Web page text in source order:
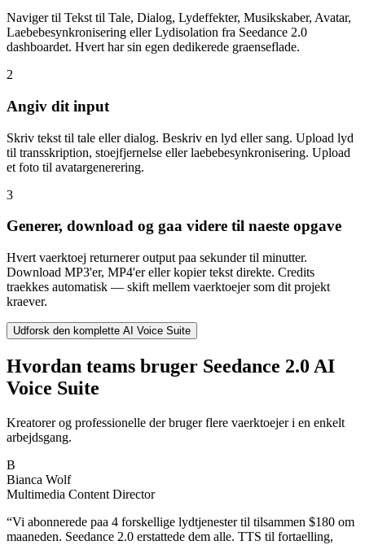
Naviger til Tekst til Tale, Dialog, Lydeffekter, Musikskaber, Avatar,
Laebebesynkronisering eller Lydisolation fra Seedance 2.0
dashboardet. Hvert har sin egen dedikerede graenseflade.
2
Angiv dit input
Skriv tekst til tale eller dialog. Beskriv en lyd eller sang. Upload lyd
til transskription, stoejfjernelse eller laebebesynkronisering. Upload
et foto til avatargenerering.
3
Generer, download og gaa videre til naeste opgave
Hvert vaerktoej returnerer output paa sekunder til minutter.
Download MP3'er, MP4'er eller kopier tekst direkte. Credits
traekkes automatisk — skift mellem vaerktoejer som dit projekt
kraever.
Udforsk den komplette AI Voice Suite
Hvordan teams bruger Seedance 2.0 AI
Voice Suite
Kreatorer og professionelle der bruger flere vaerktoejer i en enkelt
arbejdsgang.
B
Bianca Wolf
Multimedia Content Director
“Vi abonnerede paa 4 forskellige lydtjenester til tilsammen $180 om
maaneden. Seedance 2.0 erstattede dem alle. TTS til fortaelling,